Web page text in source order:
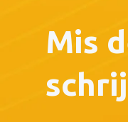
Mis